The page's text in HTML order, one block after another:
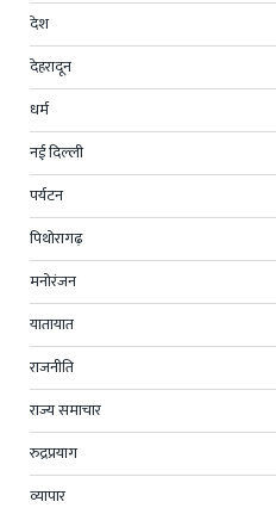
देश
देहरादून
धर्म
नई दिल्ली
पर्यटन
पिथोरागढ़
मनोरंजन
यातायात
राजनीति
राज्य समाचार
रुद्रप्रयाग
व्यापार